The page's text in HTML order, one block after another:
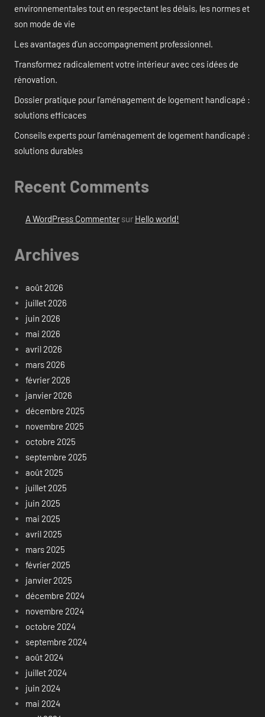
environnementales tout en respectant les délais, les normes et
son mode de vie
Les avantages d’un accompagnement professionnel.
Transformez radicalement votre intérieur avec ces idées de
rénovation.
Dossier pratique pour l’aménagement de logement handicapé :
solutions efficaces
Conseils experts pour l’aménagement de logement handicapé :
solutions durables
Recent Comments
A WordPress Commentersur Hello world!
Archives
août 2026
juillet 2026
juin 2026
mai 2026
avril 2026
mars 2026
février 2026
janvier 2026
décembre 2025
novembre 2025
octobre 2025
septembre 2025
août 2025
juillet 2025
juin 2025
mai 2025
avril 2025
mars 2025
février 2025
janvier 2025
décembre 2024
novembre 2024
octobre 2024
septembre 2024
août 2024
juillet 2024
juin 2024
mai 2024